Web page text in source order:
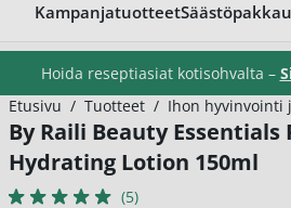
Kampanjatuotteet
Hoida reseptiasiat kotisohvalta –
Etusivu / Tuotteet / Ihon hyvinvointi
By Raili Beauty Essentials
Hydrating Lotion 150ml
(5)